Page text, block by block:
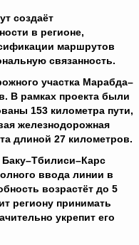
создаёт
в регионе,
маршрутов
связанность.
участка Марабда–
В рамках проекта были
153 километра пути,
железнодорожная
длиной 27 километров.
ввода линии в
возрастёт до 5
региону принимать
укрепит его